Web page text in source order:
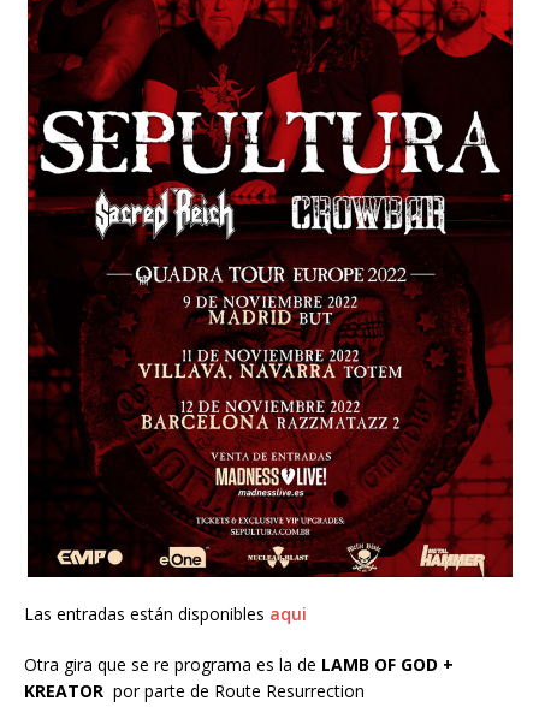
Las entradas están disponibles aqui
Otra gira que se re programa es la de LAMB OF GOD +
KREATOR por parte de Route Resurrection